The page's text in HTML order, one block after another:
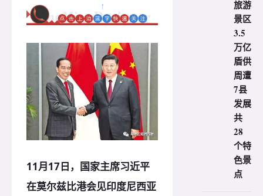
11月17日，国家主席习近平
在莫尔兹比港会见印度尼西亚
旅游
景区
3.5
万亿
盾供
周遭
7县
发展
共
28
个特
色景
点